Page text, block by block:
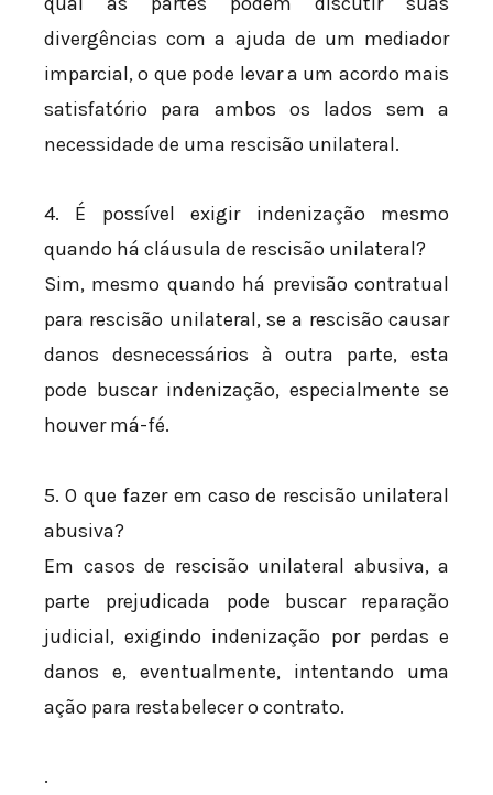
divergências com a ajuda de um mediador
imparcial, o que pode levar a um acordo mais
satisfatório para ambos os lados sem a
necessidade de uma rescisão unilateral.
4. É possível exigir indenização mesmo
quando há cláusula de rescisão unilateral?
Sim, mesmo quando há previsão contratual
para rescisão unilateral, se a rescisão causar
danos desnecessários à outra parte, esta
pode buscar indenização, especialmente se
houver má-fé.
5. O que fazer em caso de rescisão unilateral
abusiva?
Em casos de rescisão unilateral abusiva, a
parte prejudicada pode buscar reparação
judicial, exigindo indenização por perdas e
danos e, eventualmente, intentando uma
ação para restabelecer o contrato.
.